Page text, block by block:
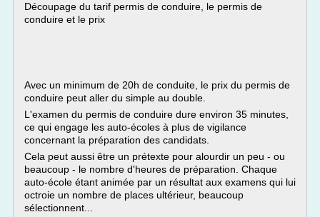
Découpage du tarif permis de conduire, le permis de
conduire et le prix
Avec un minimum de 20h de conduite, le prix du permis de
conduire peut aller du simple au double.
L'examen du permis de conduire dure environ 35 minutes,
ce qui engage les auto-écoles à plus de vigilance
concernant la préparation des candidats.
Cela peut aussi être un prétexte pour alourdir un peu - ou
beaucoup - le nombre d'heures de préparation. Chaque
auto-école étant animée par un résultat aux examens qui lui
octroie un nombre de places ultérieur, beaucoup
sélectionnent...